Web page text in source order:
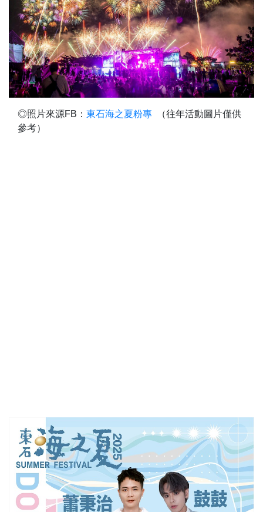
◎照片來源FB： 東石海之夏粉專 （往年活動圖片僅供
參考）